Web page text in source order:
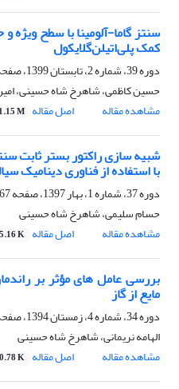
سنتز گاما-آلومینا با سطح
کمک پلی‌اتیلن‌گلایکول
دوره 39، شماره 2، تابستان 1399، صفحه
حسین کاظمی، شاهرخ شاه حسینی،
مشاهده مقاله
اصل مقاله 1.15 M
با استفاده از فناوری دینامیک
دوره 37، شماره 1، بهار 1397، صفحه
حسام سلیمی، شاهرخ شاه حسینی
مشاهده مقاله
اصل مقاله K
بررسی عامل های مؤثر بر
مایع از گاز
دوره 34، شماره 4، زمستان 1394، صفحه
الهامه نریمانی، شاهرخ شاه حسینی
مشاهده مقاله
اصل مقاله K